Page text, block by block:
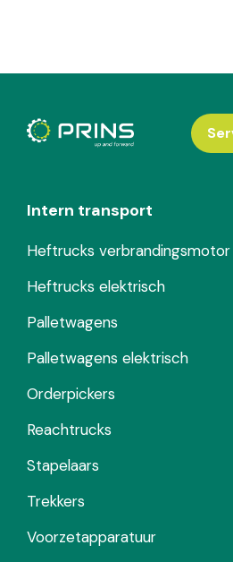
Intern transport
Heftrucks verbrandingsmotor
Heftrucks elektrisch
Palletwagens
Palletwagens elektrisch
Orderpickers
Reachtrucks
Stapelaars
Trekkers
Voorzetapparatuur